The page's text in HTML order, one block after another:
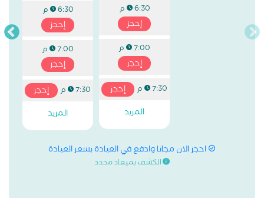
6:30 م
إحجز
7:00 م
إحجز
7:30 م
إحجز
المزيد
6:30 م
إحجز
7:00 م
إحجز
7:30 م
إحجز
المزيد
احجز الان مجانا وادفع في العيادة بسعر العيادة
الكشف بميعاد محدد